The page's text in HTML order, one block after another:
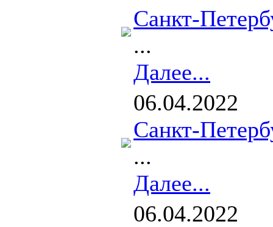
Санкт-
...
Далее...
06.04.2022
Санкт-
...
Далее...
06.04.2022